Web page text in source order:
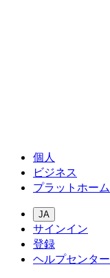
個人
ビジネス
プラットホーム
JA
サインイン
登録
ヘルプセンター